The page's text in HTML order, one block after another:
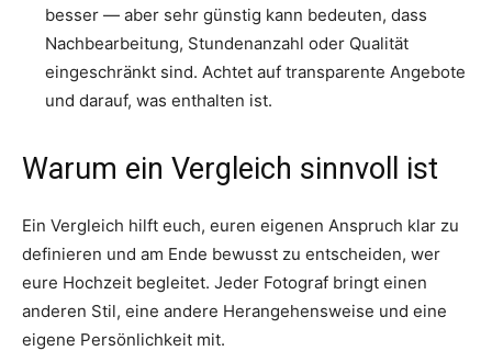
besser — aber sehr günstig kann bedeuten, dass
Nachbearbeitung, Stundenanzahl oder Qualität
eingeschränkt sind. Achtet auf transparente Angebote
und darauf, was enthalten ist.
Warum ein Vergleich sinnvoll ist
Ein Vergleich hilft euch, euren eigenen Anspruch klar zu
definieren und am Ende bewusst zu entscheiden, wer
eure Hochzeit begleitet. Jeder Fotograf bringt einen
anderen Stil, eine andere Herangehensweise und eine
eigene Persönlichkeit mit.